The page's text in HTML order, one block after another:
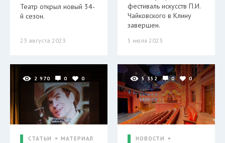
Театр открыл новый 34-
й сезон.
23 августа 2023
фестиваль искусств П.И.
Чайковского в Клину
завершен.
5 июля 2023
2 970 0 0
СТАТЬИ МАТЕРИАЛ
5 352 0 0
НОВОСТИ